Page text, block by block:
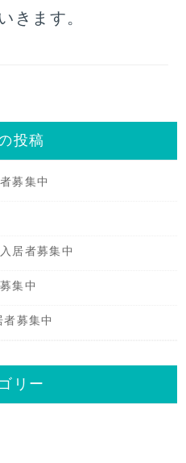
きます。
投稿
募集中
居者募集中
集中
募集中
リー